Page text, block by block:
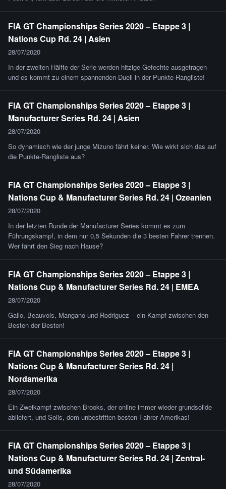
FIA GT Championships Series 2020 – Etappe 3 |
Nations Cup Rd. 24 | Asien
28/07/2020
In der zweiten Hälfte der Serie werden hitzige Gefechte ausgetragen
und es kommt zu einem spannenden Duell in der Punkte-Rangliste!
FIA GT Championships Series 2020 – Etappe 3 |
Manufacturer Series Rd. 24 | Asien
28/07/2020
So dynamisch wie der junge Mizuno fährt keiner. Wie wirkt sich das auf
die Punkte-Rangliste aus?
FIA GT Championships Series 2020 – Etappe 3 |
Nations Cup & Manufacturer Series Rd. 24 | Ozeanien
28/07/2020
In der letzten Runde der Manufacturer Series kommt es zum
Führungskampf, in dem nur 0,5 Sekunden die 3 besten Fahrer trennen.
Wer fährt den Sieg nach Hause?
FIA GT Championships Series 2020 – Etappe 3 |
Nations Cup & Manufacturer Series Rd. 24 | EMEA
28/07/2020
Gallo, Beauvois, Mangano und Rodriguez – ein Kampf zwischen den
Besten der Besten!
FIA GT Championships Series 2020 – Etappe 3 |
Nations Cup & Manufacturer Series Rd. 24 |
Nordamerika
28/07/2020
Ein Zweikampf zwischen Brooks, der online immer wieder grundsolide
abliefert, und Solis, dem unbestritten besten Fahrer Amerikas!
FIA GT Championships Series 2020 – Etappe 3 |
Nations Cup & Manufacturer Series Rd. 24 | Zentral-
und Südamerika
28/07/2020